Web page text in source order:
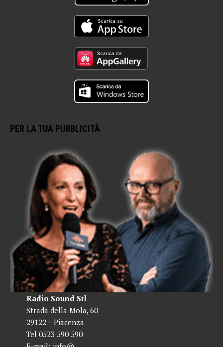
PER LA TUA PUBBLICITÀ
Radio Sound Srl
Strada della Mola, 60
29122 – Piacenza
Tel 0523 590 590